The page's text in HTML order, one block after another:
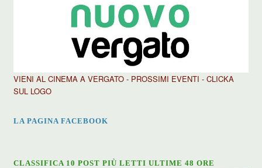
VIENI AL CINEMA A VERGATO - PROSSIMI EVENTI - CLICKA
SUL LOGO
LA PAGINA FACEBOOK
CLASSIFICA 10 POST PIÙ LETTI ULTIME 48 ORE